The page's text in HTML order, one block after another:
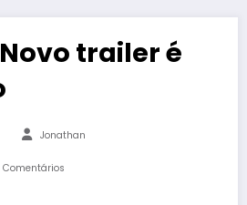
Novo trailer é
Jonathan
Comentários